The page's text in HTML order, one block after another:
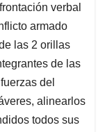
verbal
armado
las 2 orillas
de las
del
alinearlos
todos sus